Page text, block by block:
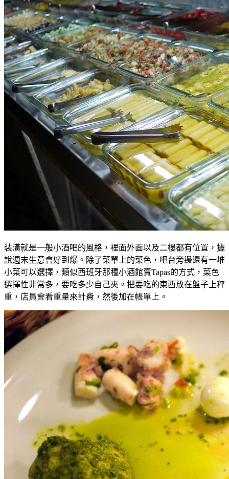
裝潢就是一般小酒吧的風格，裡面外面以及二樓都有位置，據
說週末生意會好到爆。除了菜單上的菜色，吧台旁邊還有一堆
小菜可以選擇，類似西班牙那種小酒館賣Tapas的方式，菜色
選擇性非常多，要吃多少自己夾。把要吃的東西放在盤子上秤
重，店員會看重量來計費，然後加在帳單上。